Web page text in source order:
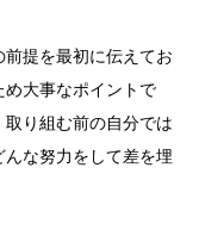
提を最初に伝えてお
め大事なポイントで
り組む前の自分では
な努力をして差を埋